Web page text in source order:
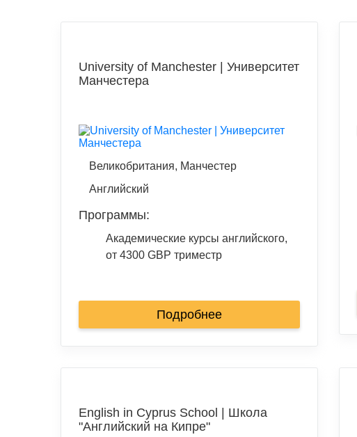
University of Manchester | Университет
Манчестера
Великобритания, Манчестер
Английский
Программы:
Академические курсы английского,
от 4300 GBP триместр
Подробнее
English in Cyprus School | Школа
"Английский на Кипре"